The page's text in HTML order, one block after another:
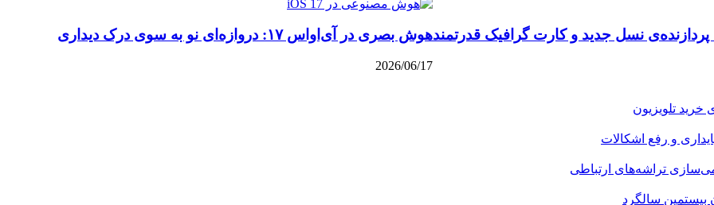
نسل جدید و کارت گرافیک قدرتمندهوش بصری در آی‌او‌اس ۱۷: دروازه‌ای نو به سوی درک دیداری
2026/06/17
خرید تلویزیون
تراشه‌های ارتباطی
بیستمین سالگرد